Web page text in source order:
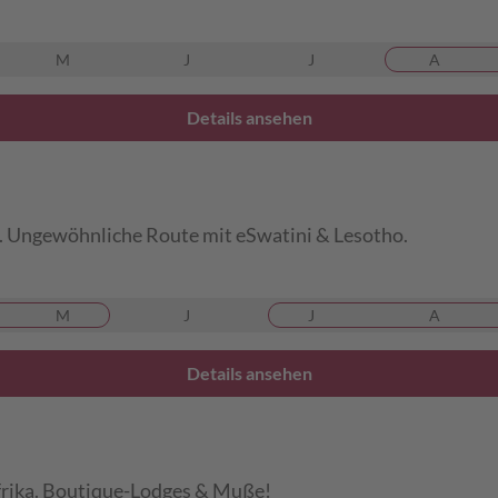
M J J A
Details ansehen
Ungewöhnliche Route mit eSwatini & Lesotho.
M J J A
Details ansehen
Boutique-Lodges & Muße!